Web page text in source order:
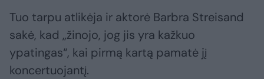
Tuo tarpu atlikėja ir aktorė Barbra Streisand
sakė, kad „žinojo, jog jis yra kažkuo
ypatingas“, kai pirmą kartą pamatė jį
koncertuojantį.